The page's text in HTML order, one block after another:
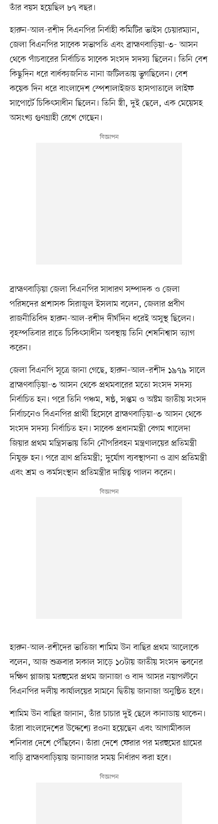
তাঁর বয়স হয়েছিল ৮৭ বছর।
হারুন-আল-রশীদ বিএনপির নির্বাহী কমিটির ভাইস চেয়ারম্যান,
জেলা বিএনপির সাবেক সভাপতি এবং ব্রাহ্মণবাড়িয়া-৩- আসন
থেকে পাঁচবারের নির্বাচিত সাবেক সংসদ সদস্য ছিলেন। তিনি বেশ
কিছুদিন ধরে বার্ধক্যজনিত নানা জটিলতায় ভুগছিলেন। বেশ
কয়েক দিন ধরে বাংলাদেশ স্পেশালাইজড হাসপাতালে লাইফ
সাপোর্টে চিকিৎসাধীন ছিলেন। তিনি স্ত্রী, দুই ছেলে, এক মেয়েসহ
অসংখ্য গুণগ্রাহী রেখে গেছেন।
ব্রাহ্মণবাড়িয়া জেলা বিএনপির সাধারণ সম্পাদক ও জেলা
পরিষদের প্রশাসক সিরাজুল ইসলাম বলেন, জেলার প্রবীণ
রাজনীতিবিদ হারুন-আল-রশীদ দীর্ঘদিন ধরেই অসুস্থ ছিলেন।
বৃহস্পতিবার রাতে চিকিৎসাধীন অবস্থায় তিনি শেষনিশ্বাস ত্যাগ
করেন।
জেলা বিএনপি সূত্রে জানা গেছে, হারুন–আল–রশীদ ১৯৭৯ সালে
ব্রাহ্মণবাড়িয়া-৩ আসন থেকে প্রথমবারের মতো সংসদ সদস্য
নির্বাচিত হন। পরে তিনি পঞ্চম, ষষ্ঠ, সপ্তম ও অষ্টম জাতীয় সংসদ
নির্বাচনেও বিএনপির প্রার্থী হিসেবে ব্রাহ্মণবাড়িয়া-৩ আসন থেকে
সংসদ সদস্য নির্বাচিত হন। সাবেক প্রধানমন্ত্রী বেগম খালেদা
জিয়ার প্রথম মন্ত্রিসভায় তিনি নৌপরিবহন মন্ত্রণালয়ের প্রতিমন্ত্রী
নিযুক্ত হন। পরে ত্রাণ প্রতিমন্ত্রী; দুর্যোগ ব্যবস্থাপনা ও ত্রাণ প্রতিমন্ত্রী
এবং শ্রম ও কর্মসংস্থান প্রতিমন্ত্রীর দায়িত্ব পালন করেন।
হারুন-আল-রশীদের ভাতিজা শামিম উন বাছির প্রথম আলোকে
বলেন, আজ শুক্রবার সকাল সাড়ে ১০টায় জাতীয় সংসদ ভবনের
দক্ষিণ প্লাজায় মরহুমের প্রথম জানাজা ও বাদ আসর নয়াপল্টনে
বিএনপির দলীয় কার্যালয়ের সামনে দ্বিতীয় জানাজা অনুষ্ঠিত হবে।
শামিম উন বাছির জানান, তাঁর চাচার দুই ছেলে কানাডায় থাকেন।
তাঁরা বাংলাদেশের উদ্দেশ্যে রওনা হয়েছেন এবং আগামীকাল
শনিবার দেশে পৌঁছবেন। তাঁরা দেশে ফেরার পর মরহুমের গ্রামের
বাড়ি ব্রাহ্মণবাড়িয়ায় জানাজার সময় নির্ধারণ করা হবে।